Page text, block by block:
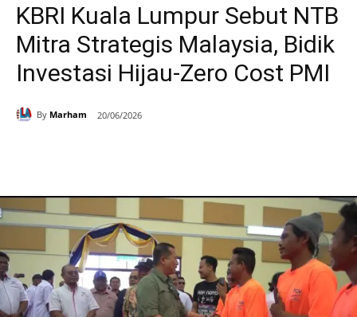
KBRI Kuala Lumpur Sebut NTB
Mitra Strategis Malaysia, Bidik
Investasi Hijau-Zero Cost PMI
By Marham 20/06/2026